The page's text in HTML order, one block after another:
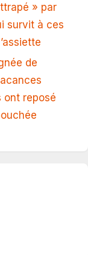
» par
survit à ces
de
ont reposé